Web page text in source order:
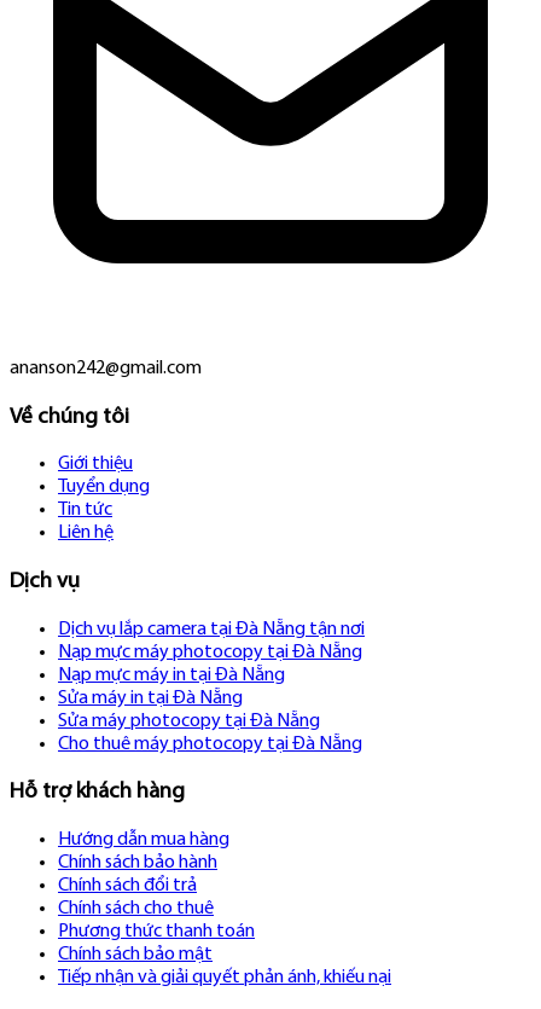
ananson242@gmail.com
Về chúng tôi
Giới thiệu
Tuyển dụng
Tin tức
Liên hệ
Dịch vụ
Dịch vụ lắp camera tại Đà Nẵng tận nơi
Nạp mực máy photocopy tại Đà Nẵng
Nạp mực máy in tại Đà Nẵng
Sửa máy in tại Đà Nẵng
Sửa máy photocopy tại Đà Nẵng
Cho thuê máy photocopy tại Đà Nẵng
Hỗ trợ khách hàng
Hướng dẫn mua hàng
Chính sách bảo hành
Chính sách đổi trả
Chính sách cho thuê
Phương thức thanh toán
Chính sách bảo mật
Tiếp nhận và giải quyết phản ánh, khiếu nại